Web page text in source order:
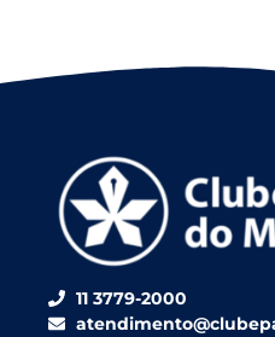
11 3779-2000